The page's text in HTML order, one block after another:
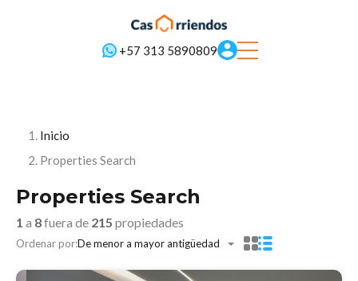
+57 313 5890809
Inicio
Properties Search
Properties Search
1 a 8fuera de 215 propiedades
Ordenar por:De menor a mayor antigüedad